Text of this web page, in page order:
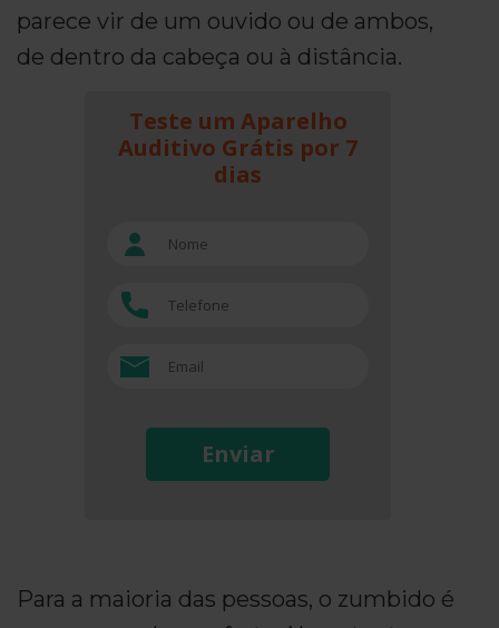
parece vir de um ouvido ou de ambos,
de dentro da cabeça ou à distância.
Teste um Aparelho
Auditivo Grátis por 7
dias
Enviar
Para a maioria das pessoas, o zumbido é